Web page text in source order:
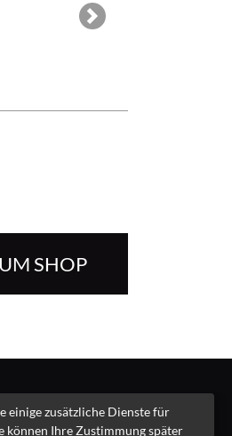
Next
SHOP
zusätzliche Dienste für
können Ihre Zustimmung später